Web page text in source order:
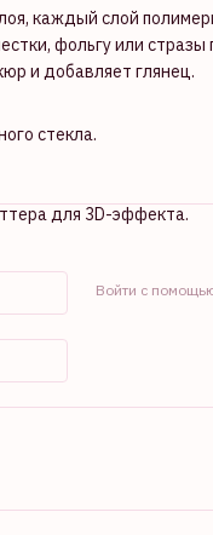
каждый слой
фольгу или
и добавляет глянец.
стекла.
для 3D-эффекта.
Войти с